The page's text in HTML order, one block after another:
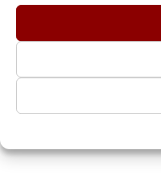
Musikvideos